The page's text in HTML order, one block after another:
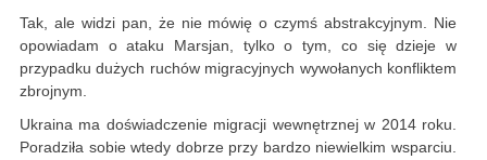
Tak, ale widzi pan, że nie mówię o czymś abstrakcyjnym. Nie
opowiadam o ataku Marsjan, tylko o tym, co się dzieje w
przypadku dużych ruchów migracyjnych wywołanych konfliktem
zbrojnym.
Ukraina ma doświadczenie migracji wewnętrznej w 2014 roku.
Poradziła sobie wtedy dobrze przy bardzo niewielkim wsparciu.